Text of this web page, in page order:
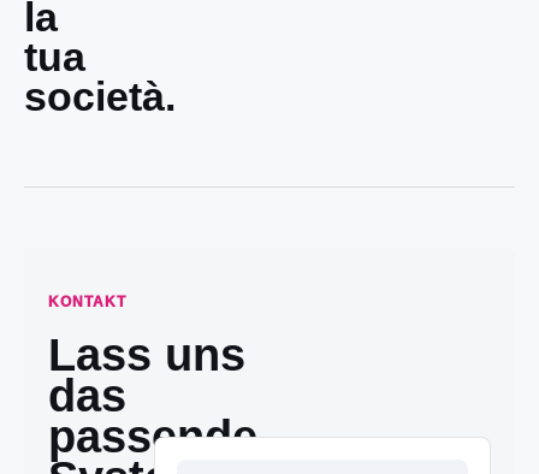
la
tua
società.
KONTAKT
Lass uns
das
passende